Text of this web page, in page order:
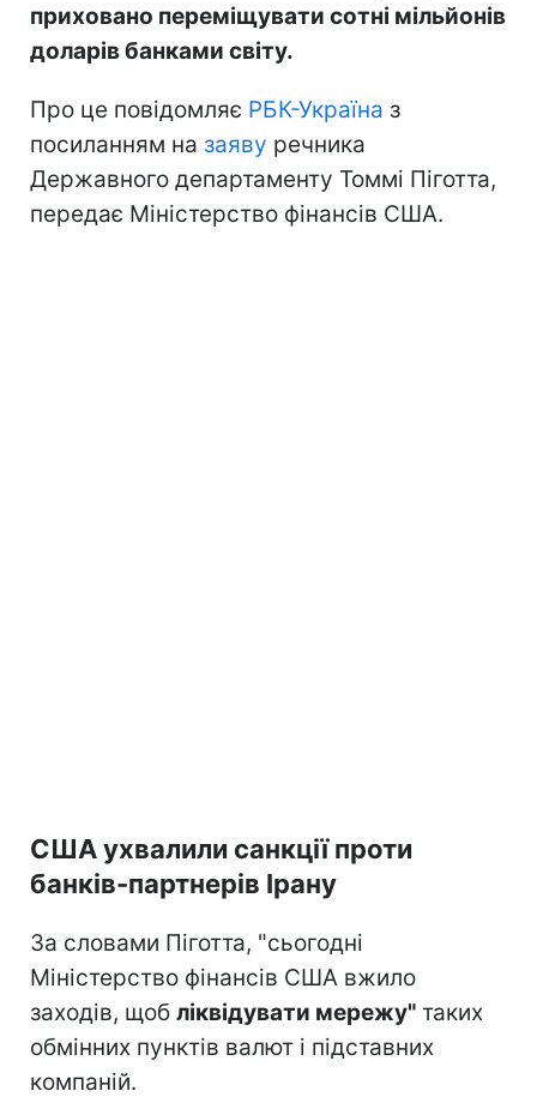
приховано переміщувати сотні мільйонів
доларів банками світу.
Про це повідомляє РБК-Україна з
посиланням на заяву речника
Державного департаменту Томмі Піготта,
передає Міністерство фінансів США.
США ухвалили санкції проти
банків-партнерів Ірану
За словами Піготта, "сьогодні
Міністерство фінансів США вжило
заходів, щоб ліквідувати мережу" таких
обмінних пунктів валют і підставних
компаній.